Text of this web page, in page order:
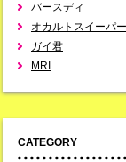
バースディ
オカルトスイーパ
ガイ君
MRI
CATEGORY